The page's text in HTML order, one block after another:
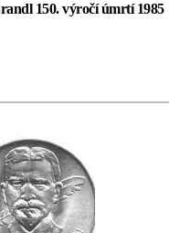
150. výročí úmrtí 1985